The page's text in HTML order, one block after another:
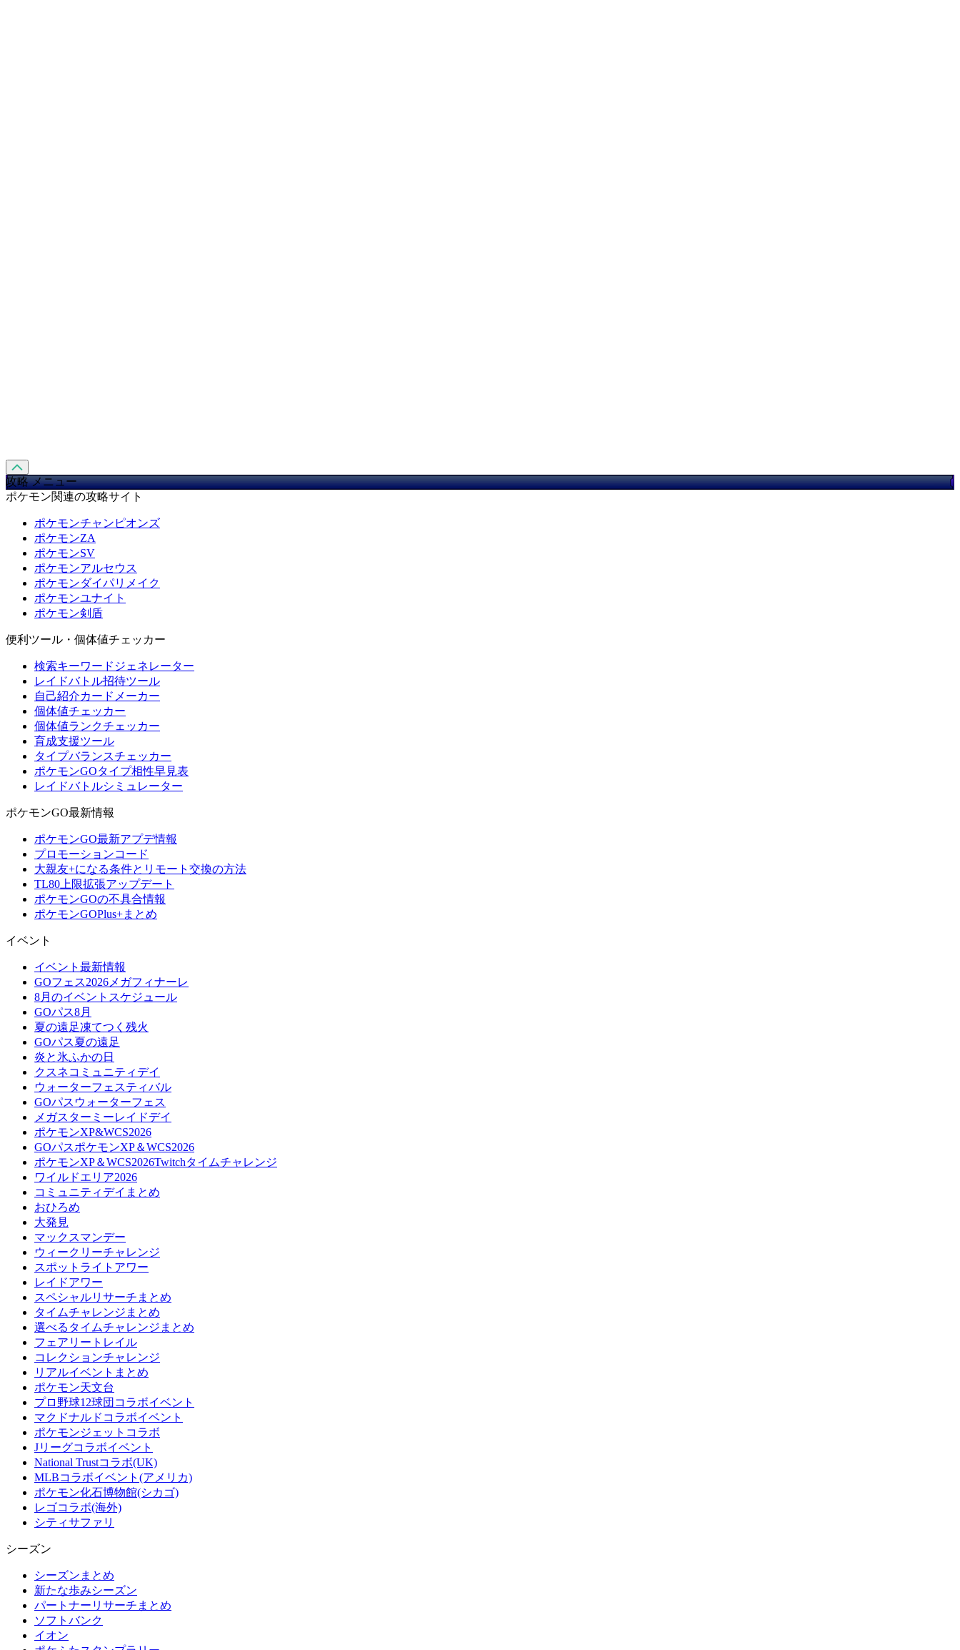
攻略 メニュー
ポケモン関連の攻略サイト
ポケモンチャンピオンズ
ポケモンZA
ポケモンSV
ポケモンアルセウス
ポケモンダイパリメイク
ポケモンユナイト
ポケモン剣盾
便利ツール・個体値チェッカー
検索キーワードジェネレーター
レイドバトル招待ツール
自己紹介カードメーカー
個体値チェッカー
個体値ランクチェッカー
育成支援ツール
タイプバランスチェッカー
ポケモンGOタイプ相性早見表
レイドバトルシミュレーター
ポケモンGO最新情報
ポケモンGO最新アプデ情報
プロモーションコード
大親友+になる条件とリモート交換の方法
TL80上限拡張アップデート
ポケモンGOの不具合情報
ポケモンGOPlus+まとめ
イベント
イベント最新情報
GOフェス2026メガフィナーレ
8月のイベントスケジュール
GOパス8月
夏の遠足凍てつく残火
GOパス夏の遠足
炎と氷ふかの日
クスネコミュニティデイ
ウォーターフェスティバル
GOパスウォーターフェス
メガスターミーレイドデイ
ポケモンXP&WCS2026
GOパスポケモンXP＆WCS2026
ポケモンXP＆WCS2026Twitchタイムチャレンジ
ワイルドエリア2026
コミュニティデイまとめ
おひろめ
大発見
マックスマンデー
ウィークリーチャレンジ
スポットライトアワー
レイドアワー
スペシャルリサーチまとめ
タイムチャレンジまとめ
選べるタイムチャレンジまとめ
フェアリートレイル
コレクションチャレンジ
リアルイベントまとめ
ポケモン天文台
プロ野球12球団コラボイベント
マクドナルドコラボイベント
ポケモンジェットコラボ
Jリーグコラボイベント
National Trustコラボ(UK)
MLBコラボイベント(アメリカ)
ポケモン化石博物館(シカゴ)
レゴコラボ(海外)
シティサファリ
シーズン
シーズンまとめ
新たな歩みシーズン
パートナーリサーチまとめ
ソフトバンク
イオン